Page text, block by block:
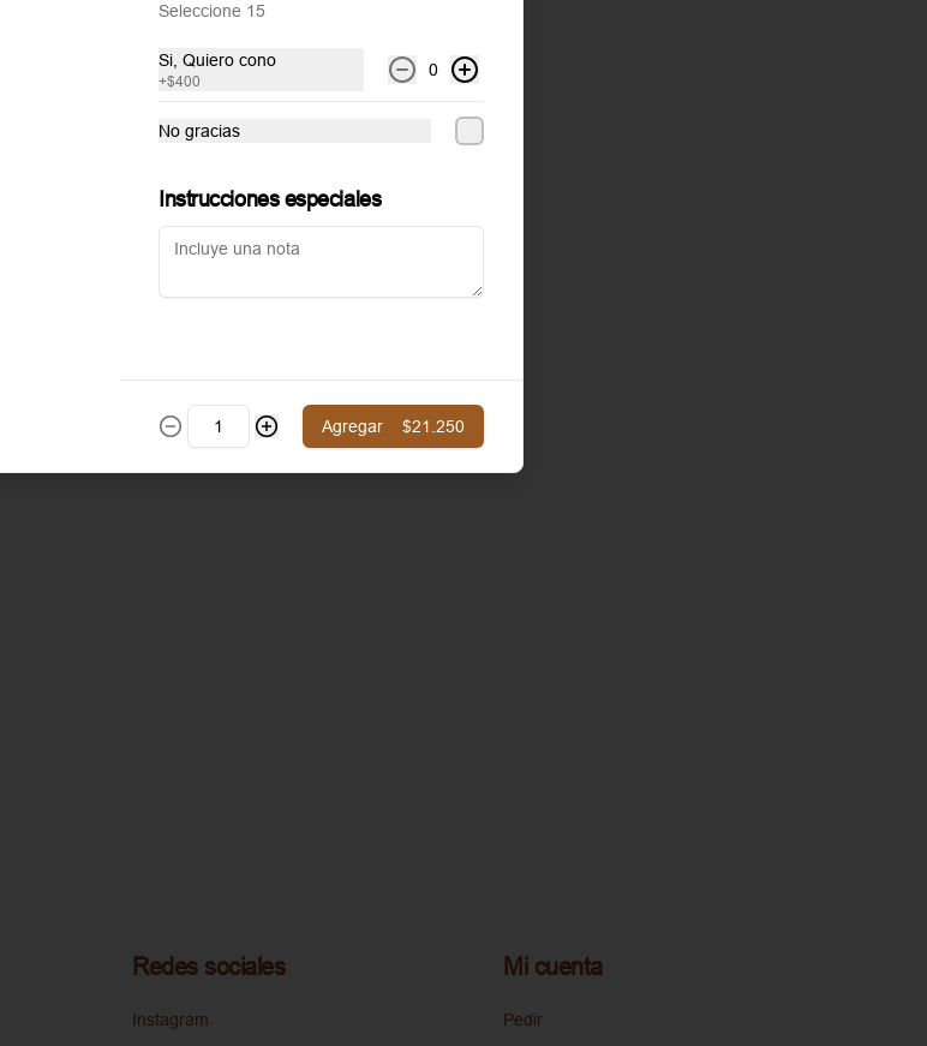
Redes sociales
Instagram
Mi cuenta
Pedir
Seleccione 15
Si, Quiero cono
+$400
0
No gracias
Instrucciones especiales
Agregar $21.250